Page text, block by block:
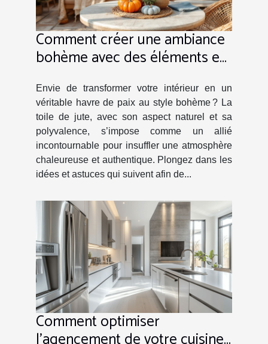
Comment créer une ambiance
bohème avec des éléments en
Envie de transformer votre intérieur en un
véritable havre de paix au style bohème ? La
toile de jute, avec son aspect naturel et sa
polyvalence, s’impose comme un allié
incontournable pour insuffler une atmosphère
chaleureuse et authentique. Plongez dans les
idées et astuces qui suivent afin de...
Comment optimiser